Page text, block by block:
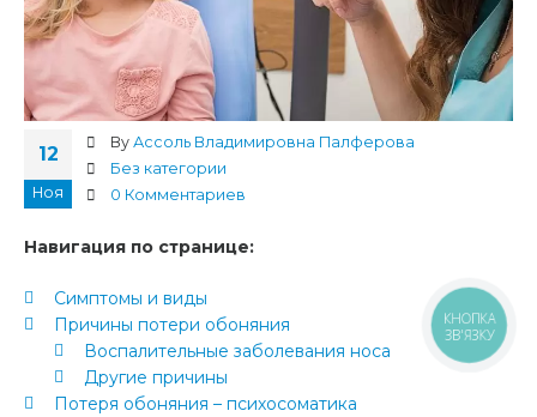
12
Ноя
By Ассоль Владимировна Палферова
Без категории
0 Комментариев
Навигация по странице:
Симптомы и виды
Причины потери обоняния
Воспалительные заболевания носа
Другие причины
Потеря обоняния – психосоматика
КНОПКА
ЗВ'ЯЗКУ